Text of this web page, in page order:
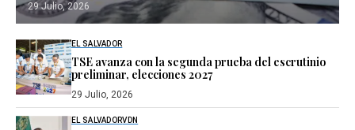
29 Julio, 2026
EL SALVADOR
TSE avanza con la segunda prueba del escrutinio
preliminar, elecciones 2027
29 Julio, 2026
EL SALVADORVDN